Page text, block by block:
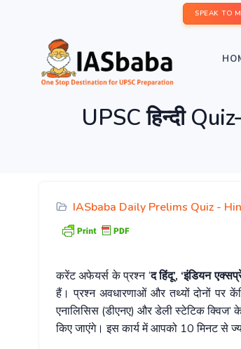
SPEAK TO
UPSC हिन्दी
IASbaba Daily Prelims Quiz -
करेंट अफेयर्स के प्रश्न ‘द हिंदू’, ‘इंडियन
हैं। प्रश्न अवधारणाओं और तथ्यों दोनों पर
एनालिसिस (डीएनए) और डेली स्टेटिक क्विज’
किए जाएंगे। इस कार्य में आपको 10 मिनट से